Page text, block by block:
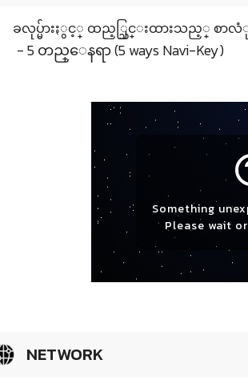
ခလုပ္မ်ားႏွင့္ ထည့္သြင္းထားသည့္ စာလံု
- 5 တည္ေနရာ (5 ways Navi-Key)
Something
Please wait
NETWORK